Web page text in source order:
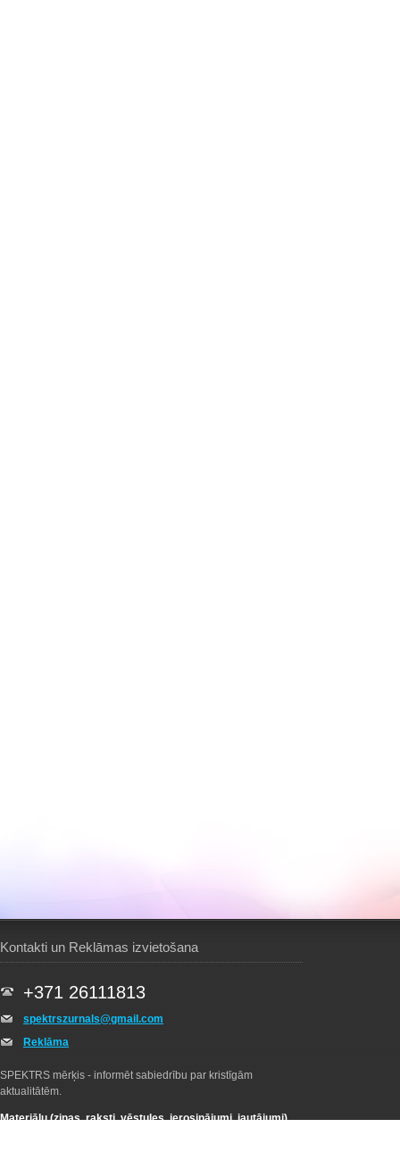
Kontakti un Reklāmas izvietošana
+371 26111813
spektrszurnals@gmail.com
Reklāma
SPEKTRS mērķis - informēt sabiedrību par kristīgām
aktualitātēm.
Materiālu (ziņas, raksti, vēstules, ierosinājumi, jautājumi)